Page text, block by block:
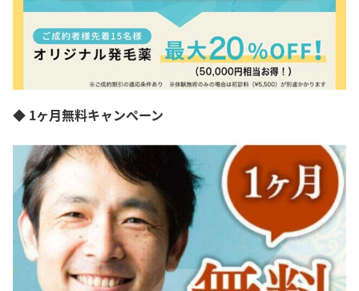
◆ 1ヶ月無料キャンペーン